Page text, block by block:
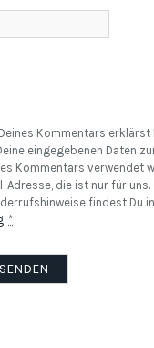
Kommentars erklärst
eingegebenen Daten
Kommentars verwendet
Adresse, die ist nur für
findest Du
. *